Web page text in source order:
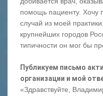
помощь пациенту. Хочу
случай из моей
крупнейших городов
типичности он мог бы
Публикуем письмо
организации и мой
«Здравствуйте,